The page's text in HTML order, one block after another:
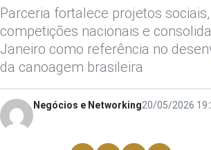
Parceria fortalece projetos
competições nacionais e
Janeiro como referência no
da canoagem brasileira
Negócios e Networking20/05/2026